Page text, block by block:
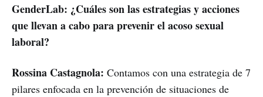
GenderLab: ¿Cuáles son las estrategias y acciones
que llevan a cabo para prevenir el acoso sexual
laboral?
Rossina Castagnola: Contamos con una estrategia de 7
pilares enfocada en la prevención de situaciones de